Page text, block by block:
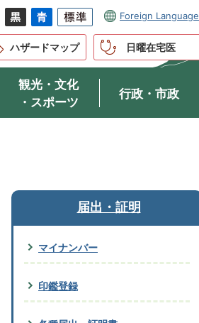
Foreign Language
ハザードマップ 日曜在宅医
観光・文化
・スポーツ
行政・市政
届出・証明
マイナンバー
印鑑登録